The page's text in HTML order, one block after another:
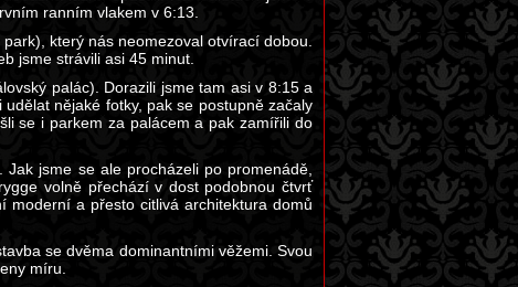
ranním vlakem v 6:13.
který nás neomezoval otvírací dobou.
jsme strávili asi 45 minut.
palác). Dorazili jsme tam asi v 8:15 a
nějaké fotky, pak se postupně začaly
se i parkem za palácem a pak zamířili do
jsme se ale procházeli po promenádě,
volně přechází v dost podobnou čtvrť
moderní a přesto citlivá architektura domů
se dvěma dominantními věžemi. Svou
míru.